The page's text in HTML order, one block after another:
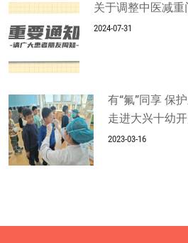
关于调整中医减
2024-07-31
有“氟”同享 保
走进大兴十幼
2023-03-16